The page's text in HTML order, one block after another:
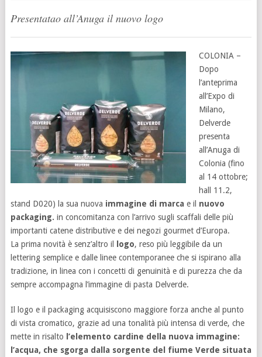
Presentatao all’Anuga il nuovo logo
COLONIA –
Dopo
l’anteprima
all’Expo di
Milano,
Delverde
presenta
all’Anuga di
Colonia (fino
al 14 ottobre;
hall 11.2,
stand D020) la sua nuova immagine di marca e il nuovo
packaging. in concomitanza con l’arrivo sugli scaffali delle più
importanti catene distributive e dei negozi gourmet d’Europa.
La prima novità è senz’altro il
logo, reso più leggibile da un
lettering semplice e dalle linee contemporanee che si ispirano alla
tradizione, in linea con i concetti di genuinità e di purezza che da
sempre accompagna l’immagine di pasta Delverde.
Il logo e il packaging acquisiscono maggiore forza anche al punto
di vista cromatico, grazie ad una tonalità più intensa di verde, che
mette in risalto l’elemento cardine della nuova immagine:
l’acqua, che sgorga dalla sorgente del fiume Verde situata